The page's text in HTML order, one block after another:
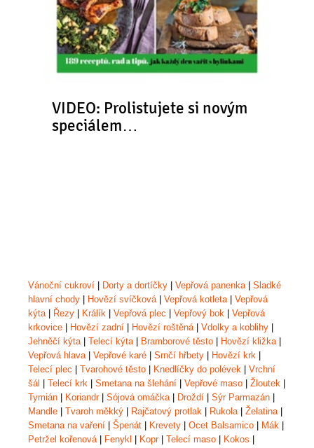
VIDEO: Prolistujete si novým
speciálem…
Vánoční cukroví Dorty a dortíčky Vepřová panenka| Sladké
hlavní chody
Hovězí svíčková| Vepřová kotleta| Vepřová
kýta| Řezy Králík Vepřová plec Vepřový bok
Vepřová
krkovice
Hovězí zadní Hovězí roštěná| Vdolky a koblihy
Jehněčí kýta| Telecí kýta| Bramborové těsto Hovězí kližka|
Vepřová hlava| Vepřové karé Srnčí hřbety Hovězí krk
Telecí plec
Tvarohové těsto Knedlíčky do polévek
Vrchní
šál
Telecí krk Smetana na šlehání Vepřové maso Žloutek
Tymián
Koriandr| Sójová omáčka| Droždí Sýr Parmazán
Mandle
Tvaroh měkký Rajčatový protlak Rukola| Želatina|
Smetana na vaření
Špenát Krevety Ocet Balsamico Mák
Petržel kořenová| Fenykl Kopr| Telecí maso Kokos